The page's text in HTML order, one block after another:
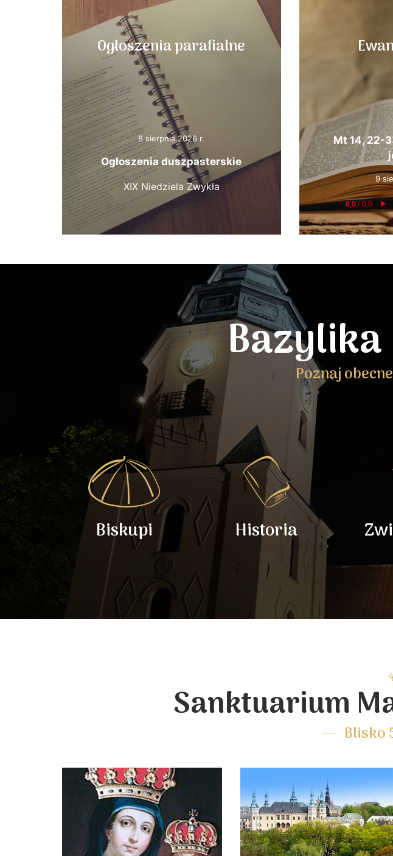
Ogłoszenia parafialne
8 sierpnia 2026 r.
Ogłoszenia duszpasterskie
XIX Niedziela Zwykła
Mt 14, 22-
9
Poznaj
Biskupi Historia
Sanktuarium
Blisko